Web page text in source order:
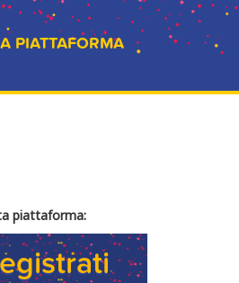
PIATTAFORMA
piattaforma: